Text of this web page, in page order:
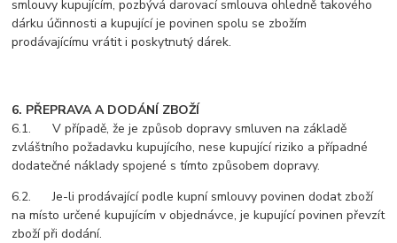
smlouvy kupujícím, pozbývá darovací smlouva ohledně takového
dárku účinnosti a kupující je povinen spolu se zbožím
prodávajícímu vrátit i poskytnutý dárek.
6. PŘEPRAVA A DODÁNÍ ZBOŽÍ
6.1. V případě, že je způsob dopravy smluven na základě
zvláštního požadavku kupujícího, nese kupující riziko a případné
dodatečné náklady spojené s tímto způsobem dopravy.
6.2. Je-li prodávající podle kupní smlouvy povinen dodat zboží
na místo určené kupujícím v objednávce, je kupující povinen převzít
zboží při dodání.